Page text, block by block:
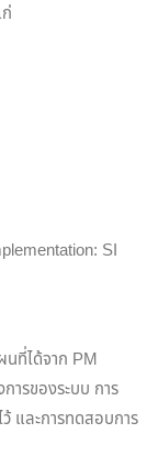
SI
นที่ได้จาก PM
ารของระบบ การ
และการทดสอบการ